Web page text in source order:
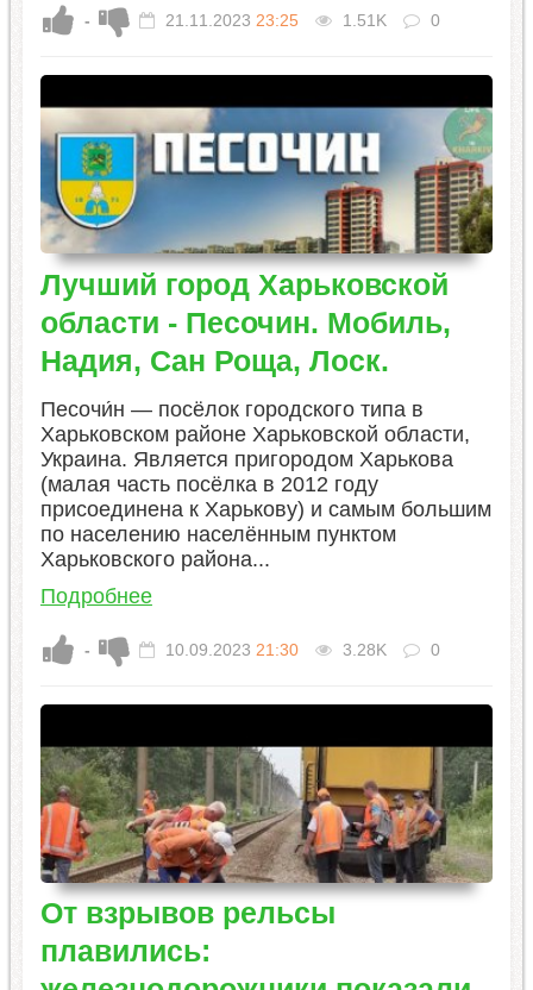
- 21.11.2023 23:25 1.51K 0
Лучший город Харьковской
области - Песочин. Мобиль,
Надия, Сан Роща, Лоск.
Песочи́н — посёлок городского типа в
Харьковском районе Харьковской области,
Украина. Является пригородом Харькова
(малая часть посёлка в 2012 году
присоединена к Харькову) и самым большим
по населению населённым пунктом
Харьковского района...
Подробнее
- 10.09.2023 21:30 3.28K 0
От взрывов рельсы
плавились: